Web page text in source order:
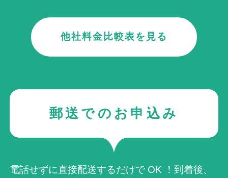
他社料金比較表を見る
郵送でのお申込み
電話せずに直接配送するだけで OK ！到着後、